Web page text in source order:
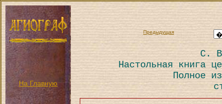
На Главную
Предыдущая
С.
Настольная книга
Полное